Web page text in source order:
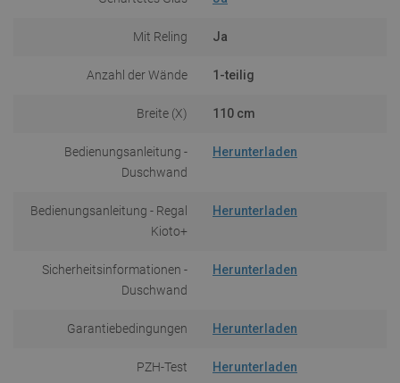
Mit Reling Ja
Anzahl der Wände 1-teilig
Breite (X) 110 cm
Bedienungsanleitung -
Duschwand
Herunterladen
Bedienungsanleitung - Regal
Kioto+
Herunterladen
Sicherheitsinformationen -
Duschwand
Herunterladen
Garantiebedingungen Herunterladen
PZH-Test Herunterladen